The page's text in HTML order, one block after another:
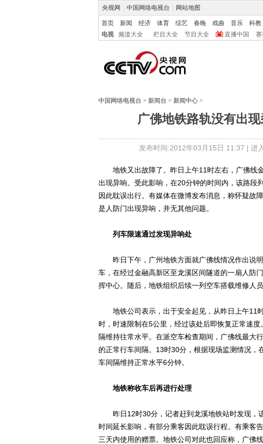
央视网 中国网络电视台 网站地图
首页 新闻 经济 体育 综艺 春晚 戏曲 音乐 科教
电视
频道大全 栏目大全 节目大全 直播中国
中国网络电视台 > 新闻台 > 新闻中心 >
广佛地铁路轨没有出
发布时间:2012年03月15日 11:37 | 进
地铁又出故障了。昨日上午11时左右，广佛线
出现异响。受此影响，在20分钟的时间内，该路段
因此耽误出行。有媒体在微博发布消息，称怀疑故
是人防门出现异响，并无其他问题。
列车限速通过发现异响处
昨日下午，广州地铁方面就广佛线情况作出说明
车，在经过金融高新区至龙溪区间隧道的一扇人防
挥中心。随后，地铁组织后续一列空车搭载维修人
地铁公司表示，出于安全起见，从昨日上午11
时，时速限制在5公里，经过该处后即恢复正常速
隔维持往常水平。在派空车检查期间，广佛线最大
的正常行车间隔。13时30分，根据现场监测情况
车间隔维持正常水平6分钟。
地铁称收车后再进行处理
昨日12时30分，记者赶到龙溪地铁站时发现，
时间延长影响，有部分乘客因此耽误行程。有乘客
三天内使用的赠票。地铁公司对此也回应称，广佛